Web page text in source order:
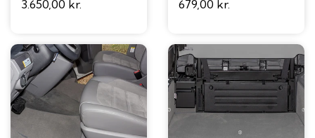
3.650,00 kr. 679,00 kr.